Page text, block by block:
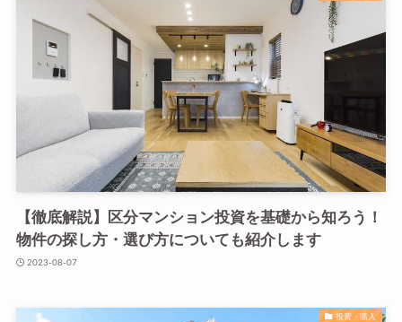
【徹底解説】区分マンション投資を基礎から知ろう！
物件の探し方・選び方についても紹介します
2023-08-07
投資・購入